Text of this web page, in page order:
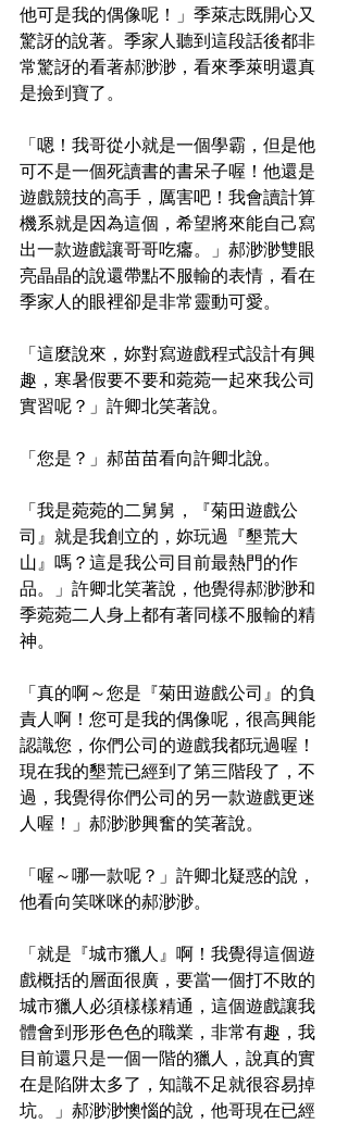
他可是我的偶像呢！」季萊志既開心又
驚訝的說著。季家人聽到這段話後都非
常驚訝的看著郝渺渺，看來季萊明還真
是撿到寶了。
「嗯！我哥從小就是一個學霸，但是他
可不是一個死讀書的書呆子喔！他還是
遊戲競技的高手，厲害吧！我會讀計算
機系就是因為這個，希望將來能自己寫
出一款遊戲讓哥哥吃癟。」郝渺渺雙眼
亮晶晶的說還帶點不服輸的表情，看在
季家人的眼裡卻是非常靈動可愛。
「這麼說來，妳對寫遊戲程式設計有興
趣，寒暑假要不要和菀菀一起來我公司
實習呢？」許卿北笑著說。
「您是？」郝苗苗看向許卿北說。
「我是菀菀的二舅舅，『菊田遊戲公
司』就是我創立的，妳玩過『墾荒大
山』嗎？這是我公司目前最熱門的作
品。」許卿北笑著說，他覺得郝渺渺和
季菀菀二人身上都有著同樣不服輸的精
神。
「真的啊～您是『菊田遊戲公司』的負
責人啊！您可是我的偶像呢，很高興能
認識您，你們公司的遊戲我都玩過喔！
現在我的墾荒已經到了第三階段了，不
過，我覺得你們公司的另一款遊戲更迷
人喔！」郝渺渺興奮的笑著說。
「喔～哪一款呢？」許卿北疑惑的說，
他看向笑咪咪的郝渺渺。
「就是『城市獵人』啊！我覺得這個遊
戲概括的層面很廣，要當一個打不敗的
城市獵人必須樣樣精通，這個遊戲讓我
體會到形形色色的職業，非常有趣，我
目前還只是一個一階的獵人，說真的實
在是陷阱太多了，知識不足就很容易掉
坑。」郝渺渺懊惱的說，他哥現在已經